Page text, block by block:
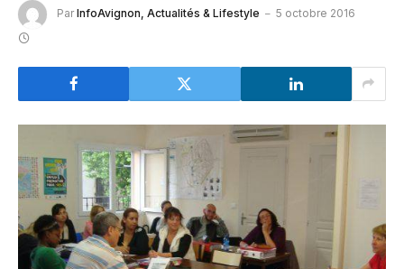
Par InfoAvignon, Actualités & Lifestyle 5 octobre 2016